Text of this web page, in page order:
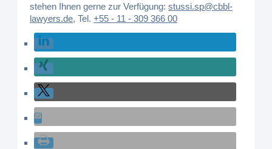
stehen Ihnen gerne zur Verfügung:stussi.sp@cbbl-
lawyers.de,Tel.+55 - 11 - 309 366 00